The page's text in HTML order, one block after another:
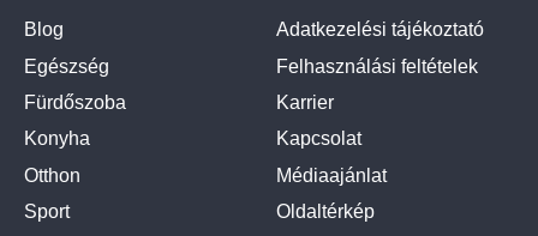
Blog
Egészség
Fürdőszoba
Konyha
Otthon
Sport
Adatkezelési tájékoztató
Felhasználási feltételek
Karrier
Kapcsolat
Médiaajánlat
Oldaltérkép